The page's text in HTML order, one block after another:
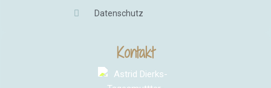
Datenschutz
Kontakt